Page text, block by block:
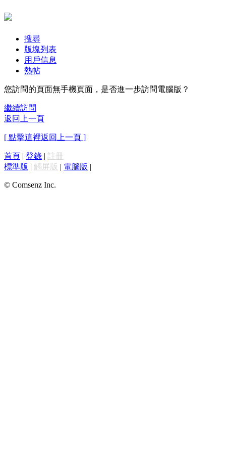
搜尋
版塊列表
用戶信息
熱帖
您訪問的頁面無手機頁面，是否進一步訪問電腦版？
繼續訪問
返回上一頁
[ 點擊這裡返回上一頁 ]
首頁 | 登錄 | 註冊
標準版 | 觸屏版 | 電腦版 |
© Comsenz Inc.